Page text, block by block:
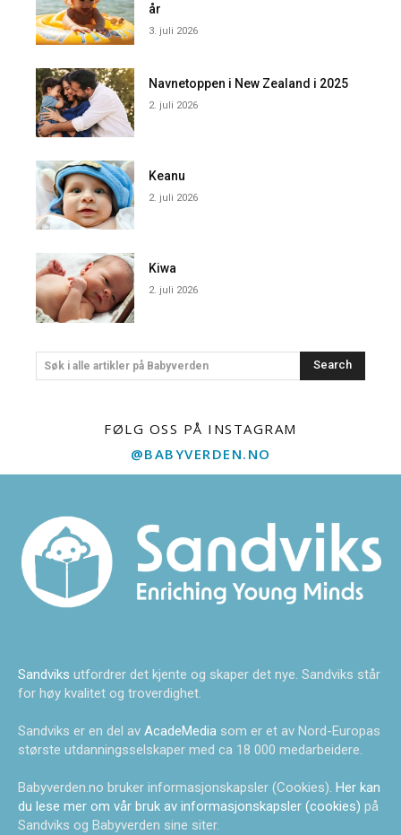
år
3. juli 2026
Navnetoppen i New Zealand i 2025
2. juli 2026
Keanu
2. juli 2026
Kiwa
2. juli 2026
Søk i alle artikler på Babyverden Search
FØLG OSS PÅ INSTAGRAM
@BABYVERDEN.NO
Sandviks utfordrer det kjente og skaper det nye. Sandviks står
for høy kvalitet og troverdighet.
Sandviks er en del av AcadeMedia som er et av Nord-Europas
største utdanningsselskaper med ca 18 000 medarbeidere.
Babyverden.no bruker informasjonskapsler (Cookies). Her kan
du lese mer om vår bruk av informasjonskapsler (cookies) på
Sandviks og Babyverden sine siter.